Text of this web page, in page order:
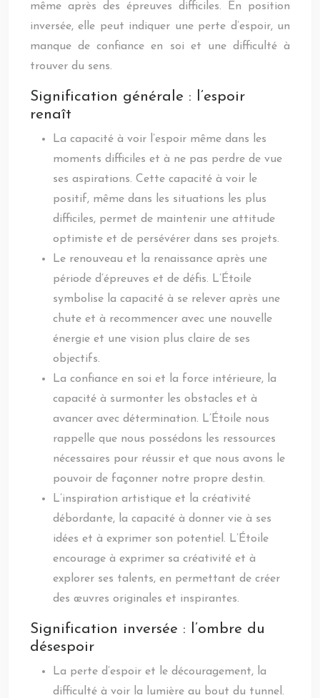
même après des épreuves difficiles. En position
inversée, elle peut indiquer une perte d’espoir, un
manque de confiance en soi et une difficulté à
trouver du sens.
Signification générale : l’espoir
renaît
La capacité à voir l’espoir même dans les
moments difficiles et à ne pas perdre de vue
ses aspirations. Cette capacité à voir le
positif, même dans les situations les plus
difficiles, permet de maintenir une attitude
optimiste et de persévérer dans ses projets.
Le renouveau et la renaissance après une
période d’épreuves et de défis. L’Étoile
symbolise la capacité à se relever après une
chute et à recommencer avec une nouvelle
énergie et une vision plus claire de ses
objectifs.
La confiance en soi et la force intérieure, la
capacité à surmonter les obstacles et à
avancer avec détermination. L’Étoile nous
rappelle que nous possédons les ressources
nécessaires pour réussir et que nous avons le
pouvoir de façonner notre propre destin.
L’inspiration artistique et la créativité
débordante, la capacité à donner vie à ses
idées et à exprimer son potentiel. L’Étoile
encourage à exprimer sa créativité et à
explorer ses talents, en permettant de créer
des œuvres originales et inspirantes.
Signification inversée : l’ombre du
désespoir
La perte d’espoir et le découragement, la
difficulté à voir la lumière au bout du tunnel.